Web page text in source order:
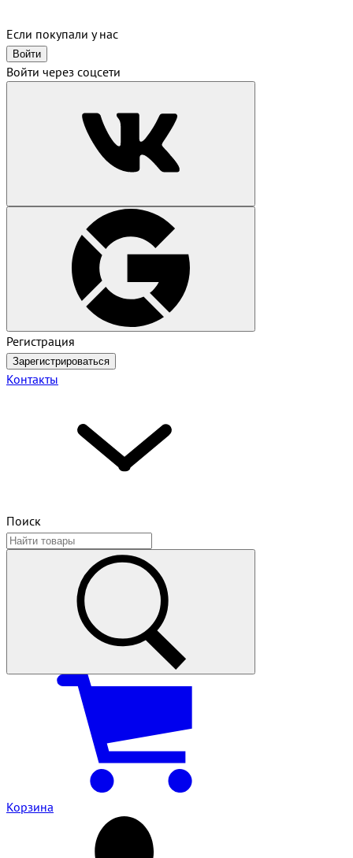
Если покупали у нас
Войти
Войти через соцсети
Регистрация
Зарегистрироваться
Контакты
Поиск
Корзина